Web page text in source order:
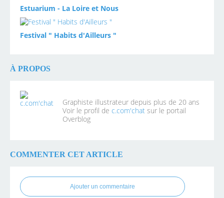
Estuarium - La Loire et Nous
Festival " Habits d'Ailleurs "
À PROPOS
Graphiste illustrateur depuis plus de 20 ans
Voir le profil de c.com'chat sur le portail
Overblog
COMMENTER CET ARTICLE
Ajouter un commentaire